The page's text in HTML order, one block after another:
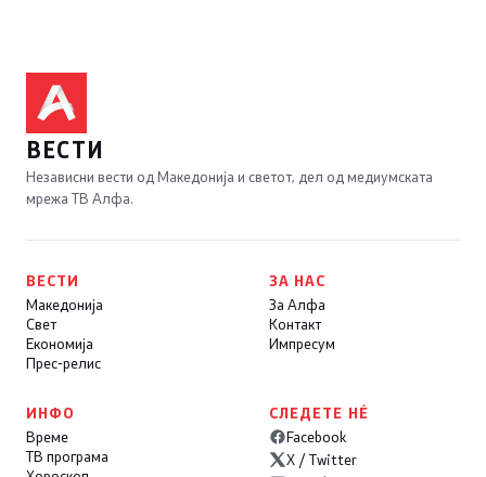
ВЕСТИ
Независни вести од Македонија и светот, дел од медиумската
мрежа ТВ Алфа.
ВЕСТИ
Македонија
Свет
Економија
Прес-релис
ЗА НАС
За Алфа
Контакт
Импресум
ИНФО
Време
ТВ програма
СЛЕДЕТЕ НÉ
Facebook
X / Twitter